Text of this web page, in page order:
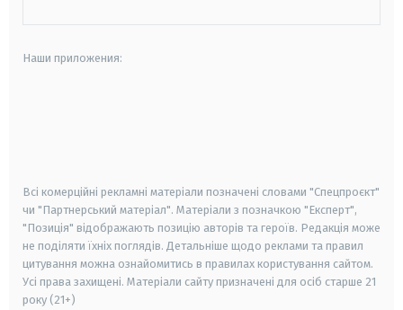
Наши приложения:
Всі комерційні рекламні матеріали позначені словами "Спецпроєкт"
чи "Партнерський матеріал". Матеріали з позначкою "Експерт",
"Позиція" відображають позицію авторів та героїв. Редакція може
не поділяти їхніх поглядів. Детальніше щодо реклами та правил
цитування можна ознайомитись в правилах користування сайтом.
Усі права захищені. Матеріали сайту призначені для осіб старше 21
року (21+)